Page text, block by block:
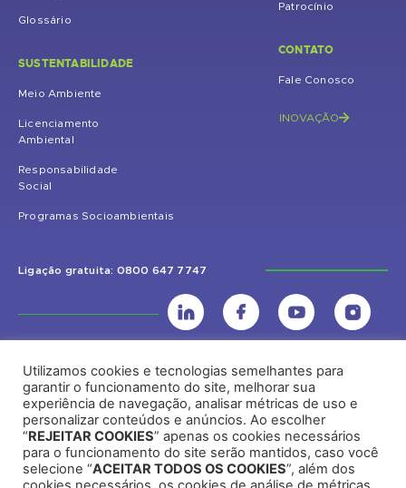
Glossário
SUSTENTABILIDADE
Meio Ambiente
Licenciamento
Ambiental
Responsabilidade
Social
Programas Socioambientais
Patrocínio
CONTATO
Fale Conosco
INOVAÇÃO
Ligação gratuita: 0800 647 7747
UHE Jirau
Rodovia BR-364, KM 824 S/Nº - Distrito de Jaci Paraná – Porto Velho
(RO) – CEP: 76840-000 – Telefone: (69) 2182.8600
Utilizamos cookies e tecnologias semelhantes para
garantir o funcionamento do site, melhorar sua
experiência de navegação, analisar métricas de uso e
personalizar conteúdos e anúncios. Ao escolher
“REJEITAR COOKIES” apenas os cookies necessários
para o funcionamento do site serão mantidos, caso você
selecione “ACEITAR TODOS OS COOKIES”, além dos